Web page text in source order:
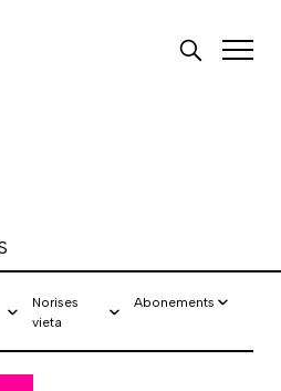
Norises
vieta
Abonements